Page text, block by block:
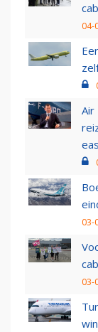
04-
Air
03-
03-